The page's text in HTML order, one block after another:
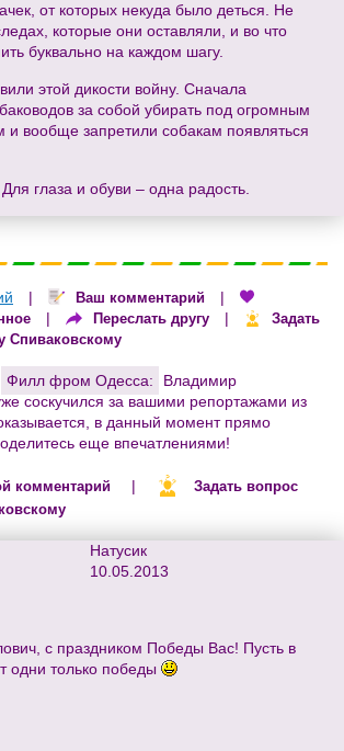
от которых некуда было деться. Не
которые они оставляли, и во что
буквально на каждом шагу.
этой дикости войну. Сначала
за собой убирать под огромным
вообще запретили собакам появляться
глаза и обуви – одна радость.
| Ваш комментарий |
| Переслать другу |
Задать
Спиваковскому
Филл фром Одесса:
Владимир
соскучился за вашими репортажами из
в данный момент прямо
еще впечатлениями!
комментарий |
Задать вопрос
Натусик
10.05.2013
с праздником Победы Вас! Пусть в
одни только победы